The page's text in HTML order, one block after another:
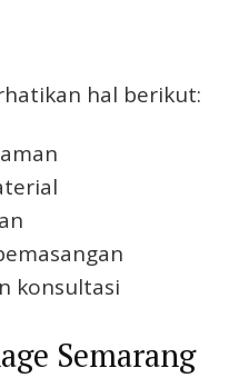
hal berikut:
konsultasi
Semarang